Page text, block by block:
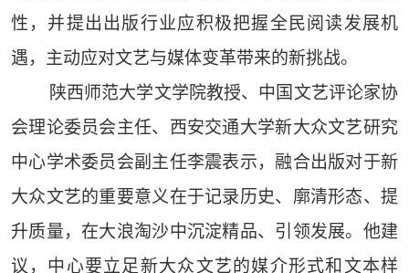
性，并提出出版行业应积极把握全民阅读发展机
遇，主动应对文艺与媒体变革带来的新挑战。
陕西师范大学文学院教授、中国文艺评论家协
会理论委员会主任、西安交通大学新大众文艺研究
中心学术委员会副主任李震表示，融合出版对于新
大众文艺的重要意义在于记录历史、廓清形态、提
升质量，在大浪淘沙中沉淀精品、引领发展。他建
议，中心要立足新大众文艺的媒介形式和文本样